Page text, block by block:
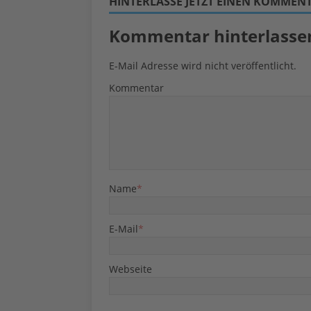
Kommentar
E-Mail Adresse wird nicht veröffentlicht.
Kommentar
Name*
E-Mail*
Webseite